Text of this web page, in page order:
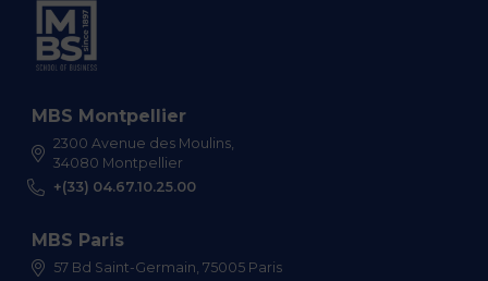
MBS Montpellier
2300 Avenue des Moulins,
34080 Montpellier
+(33) 04.67.10.25.00
MBS Paris
57 Bd Saint-Germain, 75005 Paris